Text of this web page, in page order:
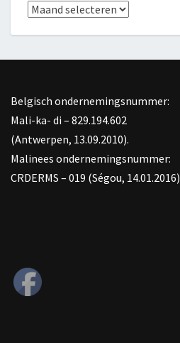
Archief
Belgisch ondernemingsnummer:
Mali-ka- di – 829.194.602
(Antwerpen, 13.09.2010).
Malinees ondernemingsnummer:
CRDERMS – 019 (Ségou, 14.01.2016)